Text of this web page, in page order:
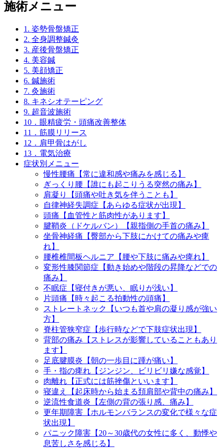
施術メニュー
1. 姿勢骨盤矯正
2. 全身調整鍼灸
3. 産後骨盤矯正
4. 美容鍼
5. 美顔矯正
6. 鍼施術
7. 灸施術
8. キネシオテーピング
9. 超音波施術
10．眼精疲労・頭痛改善整体
11．筋膜リリース
12．肩甲骨はがし
13．電気治療
症状別メニュー
慢性腰痛【常に違和感や痛みを感じる】
ぎっくり腰【誰にも起こりうる突然の痛み】
肩凝り【頭痛や吐き気を伴うことも】
自律神経失調症【あらゆる症状が出現】
頭痛【血管性と筋肉性があります】
腱鞘炎（ドケルバン）【親指側の手首の痛み】
坐骨神経痛【臀部から下肢にかけての痛みや痺
れ】
腰椎椎間板ヘルニア【腰や下肢に痛みや痺れ】
変形性膝関節症【動き始めや階段の昇降などでの
痛み】
不眠症【寝付きが悪い、眠りが浅い】
片頭痛【時々起こる拍動性の頭痛】
ストレートネック【いつも首や肩の凝り感が強い
方】
脊柱管狭窄症【歩行時などで下肢症状出現】
背部の痛み【ストレスが影響していることもあり
ます】
足底腱膜炎【朝の一歩目に踵が痛い】
手・指の痺れ【ジンジン、ビリビリ嫌な感覚】
肉離れ【正式には筋挫傷といいます】
寝違え【起床時から始まる頚肩部や背中の痛み】
逆流性食道炎【左側の背の張り感、痛み】
更年期障害【ホルモンバランスの変化で様々な症
状出現】
パニック障害【20～30歳代の女性に多く、動悸や
息苦しさを感じる】